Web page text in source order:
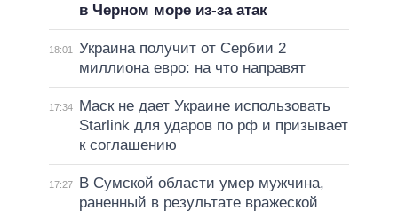
в Черном море из-за атак
18:01
Украина получит от Сербии 2
миллиона евро: на что направят
17:34
Маск не дает Украине использовать
Starlink для ударов по рф и призывает
к соглашению
17:27
В Сумской области умер мужчина,
раненный в результате вражеской